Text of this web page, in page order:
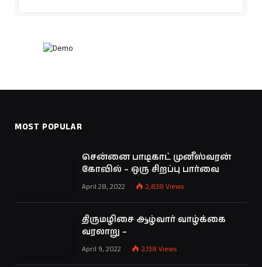
MOST POPULAR
சென்னை பாடிகாட் முனீஸ்வரன்
கோவில் – ஒரு சிறப்பு பார்வை
April 28, 2022 2,838 Views
திருமழிசை ஆழ்வார் வாழ்க்கை
வரலாறு –
April 9, 2022 2,138 Views